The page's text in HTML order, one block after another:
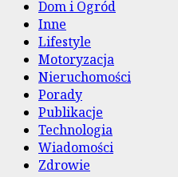
Dom i Ogród
Inne
Lifestyle
Motoryzacja
Nieruchomości
Porady
Publikacje
Technologia
Wiadomości
Zdrowie